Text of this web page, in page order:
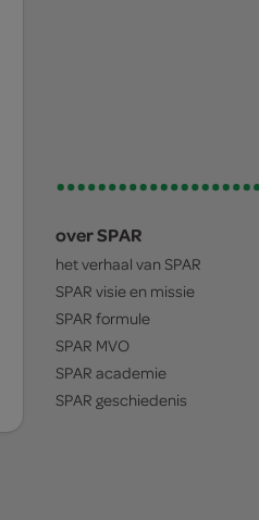
over SPAR
het verhaal van SPAR
SPAR visie en missie
SPAR formule
SPAR MVO
SPAR academie
SPAR geschiedenis